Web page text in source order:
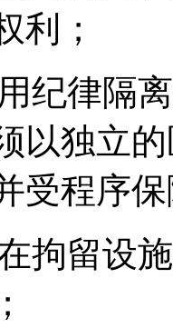
利；
纪律隔
以独立
受程序
拘留设